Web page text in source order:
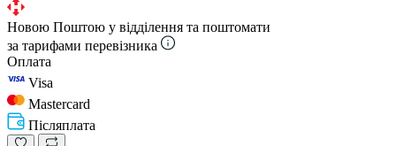
Новою Поштою у відділення та поштомати
за тарифами перевізника
Оплата
Visa
Mastercard
Післяплата